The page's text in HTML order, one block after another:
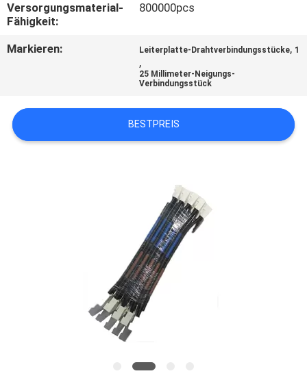
VERBINDUNG
EIN
ZITAT
Versorgungsmaterial-
Fähigkeit:
800000pcs
Markieren: Leiterplatte-Drahtverbindungsstücke, 1
,
25 Millimeter-Neigungs-
Verbindungsstück
BESTPREIS